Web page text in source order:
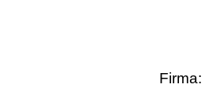
Firma: